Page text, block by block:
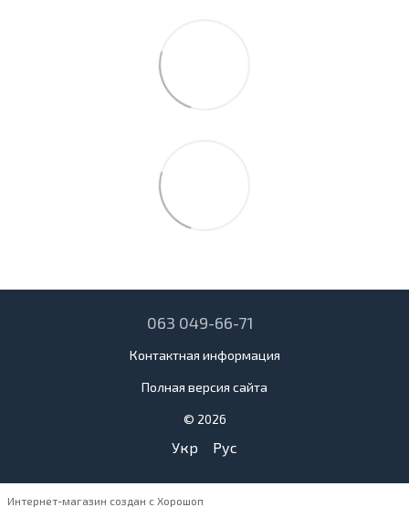
063 049-66-71
Контактная информация
Полная версия сайта
© 2026
Укр Рус
Интернет-магазин создан с Хорошоп